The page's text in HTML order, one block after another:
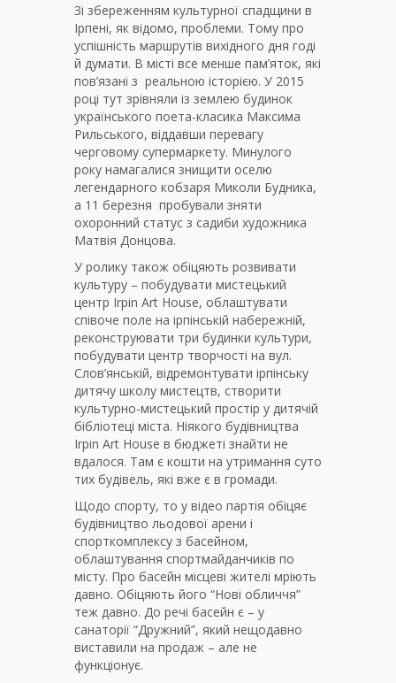
Зі збереженням культурної спадщини в
Ірпені, як відомо, проблеми. Тому про
успішність маршрутів вихідного дня годі
й думати. В місті все менше пам’яток, які
пов’язані з реальною історією. У 2015
році тут зрівняли із землею будинок
українського поета-класика Максима
Рильського, віддавши перевагу
черговому супермаркету. Минулого
року намагалися знищити оселю
легендарного кобзаря Миколи Будника,
а 11 березня пробували зняти
охоронний статус з садиби художника
Матвія Донцова.
У ролику також обіцяють розвивати
культуру – побудувати мистецький
центр Irpin Art House, облаштувати
співоче поле на ірпінській набережній,
реконструювати три будинки культури,
побудувати центр творчості на вул.
Слов’янській, відремонтувати ірпінську
дитячу школу мистецтв, створити
культурно-мистецький простір у дитячій
бібліотеці міста. Ніякого будівництва
Irpin Art House в бюджеті знайти не
вдалося. Там є кошти на утримання суто
тих будівель, які вже є в громади.
Щодо спорту, то у відео партія обіцяє
будівництво льодової арени і
спорткомплексу з басейном,
облаштування спортмайданчиків по
місту. Про басейн місцеві жителі мріють
давно. Обіцяють його “Нові обличчя”
теж давно. До речі басейн є – у
санаторії “Дружний”, який нещодавно
виставили на продаж – але не
функціонує.